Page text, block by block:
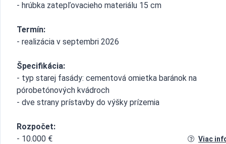
- hrúbka zatepľovacieho materiálu 15 cm
Termín:
- realizácia v septembri 2026
Špecifikácia:
- typ starej fasády: cementová omietka baránok na
pórobetónových kvádroch
- dve strany prístavby do výšky prízemia
Rozpočet:
- 10.000 €
Viac